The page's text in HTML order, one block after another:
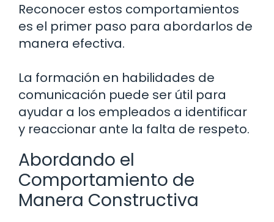
Reconocer estos comportamientos
es el primer paso para abordarlos de
manera efectiva.
La formación en habilidades de
comunicación puede ser útil para
ayudar a los empleados a identificar
y reaccionar ante la falta de respeto.
Abordando el
Comportamiento de
Manera Constructiva